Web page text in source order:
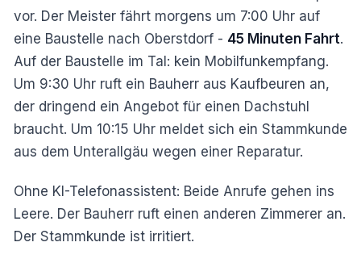
vor. Der Meister fährt morgens um 7:00 Uhr auf
eine Baustelle nach Oberstdorf - 45 Minuten Fahrt.
Auf der Baustelle im Tal: kein Mobilfunkempfang.
Um 9:30 Uhr ruft ein Bauherr aus Kaufbeuren an,
der dringend ein Angebot für einen Dachstuhl
braucht. Um 10:15 Uhr meldet sich ein Stammkunde
aus dem Unterallgäu wegen einer Reparatur.
Ohne KI-Telefonassistent: Beide Anrufe gehen ins
Leere. Der Bauherr ruft einen anderen Zimmerer an.
Der Stammkunde ist irritiert.